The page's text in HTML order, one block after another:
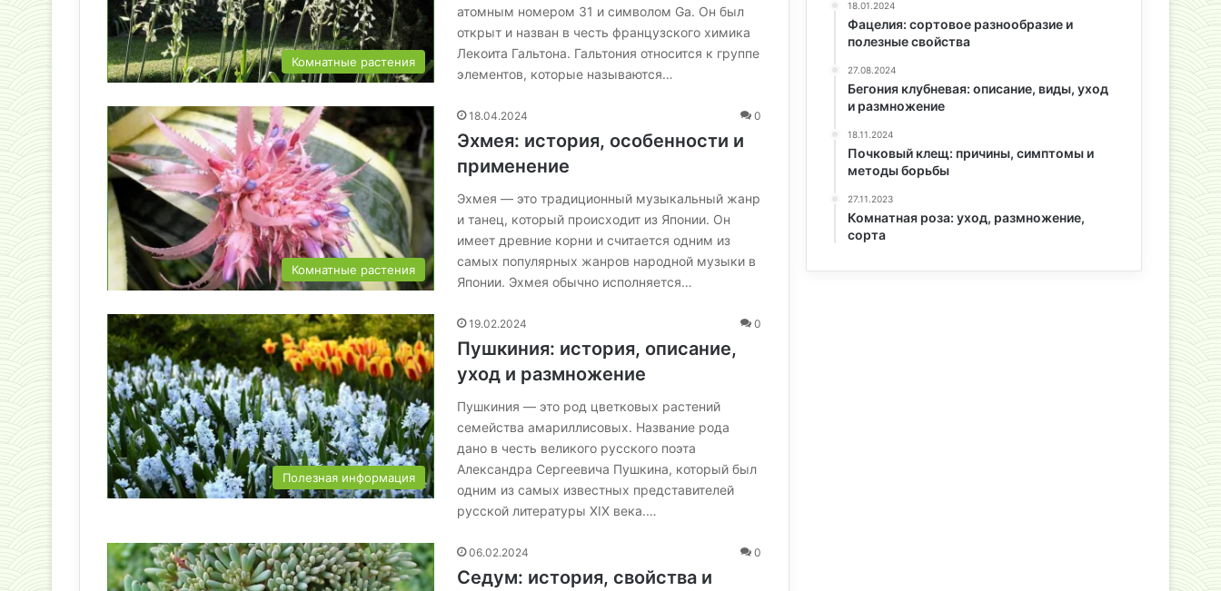
Комнатные растения
атомным номером 31 и символом Ga. Он был
открыт и назван в честь французского химика
Лекоита Гальтона. Гальтония относится к группе
элементов, которые называются…
Комнатные растения
18.04.2024 0
Эхмея: история, особенности и
применение
Эхмея — это традиционный музыкальный жанр
и танец, который происходит из Японии. Он
имеет древние корни и считается одним из
самых популярных жанров народной музыки в
Японии. Эхмея обычно исполняется…
Полезная информация
19.02.2024 0
Пушкиния: история, описание,
уход и размножение
Пушкиния — это род цветковых растений
семейства амариллисовых. Название рода
дано в честь великого русского поэта
Александра Сергеевича Пушкина, который был
одним из самых известных представителей
русской литературы XIX века.…
06.02.2024 0
Седум: история, свойства и
18.01.2024
Фацелия: сортовое разнообразие и
полезные свойства
27.08.2024
Бегония клубневая: описание, виды, уход
и размножение
18.11.2024
Почковый клещ: причины, симптомы и
методы борьбы
27.11.2023
Комнатная роза: уход, размножение,
сорта